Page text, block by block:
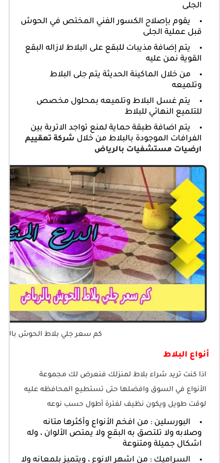
الجلى
يقوم بإصلاح الكسور الفني المختص في الحوش
قبل عملية الجلى
يتم إضافة مذيبات للبقع على البلاط لازاله البقع
القوية نمن عليه
من خلال الماكينة الحديثة يتم جلى البلاط
وتلميعه
يتم غسل البلاط وتلميعه بمحلول مخصص
للتلميع النهائي للبلاط
يتم اضافة طبقة حماية لمنع تواجد الاتربة بين
الفرافات الموجودة بالبلاط من خلال شركة تعقييم
ارضيات مستشفيات بالرياض
كم سعر جلي بلاط الحوش
أنواع البلاط
اذا كنت تريد شراء بلاط لمنزلك فنعرض لك مجموعة
الأنواع في السوق وافضلها حتى تستطيع المحافظه عليه
لوقت طويل ويكون نظيف لفترة أطول حسب نوعه
البورسلين : من افخم الأنواع وأكثرها متانه
وصلابه ولا تلتصق به البقع ولا يمتص الألوان ، وله
اشكال جميلة ومتنوعة
السراميك : من اشهر الانوع ، ويتميز بلمعانه ولا